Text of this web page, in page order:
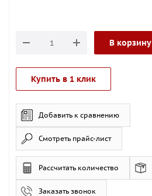
В корзину
Купить в 1 клик
Смотреть прайс-лист
Добавить к сравнению
Рассчитать количество
Заказать звонок